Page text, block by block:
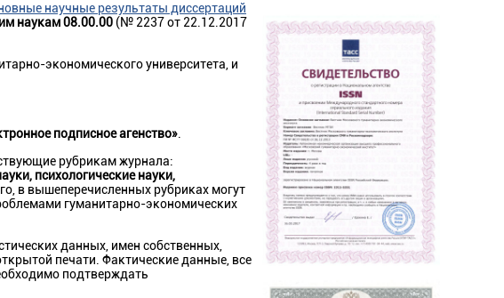
научные результаты диссертаций
наукам 08.00.00 (№ 2237 от 22.12.2017
экономического университета, и
подписное агенство».
рубрикам журнала:
психологические науки,
в вышеперечисленных рубриках могут
гуманитарно-экономических
данных, имен собственных,
печати. Фактические данные, все
подтверждать